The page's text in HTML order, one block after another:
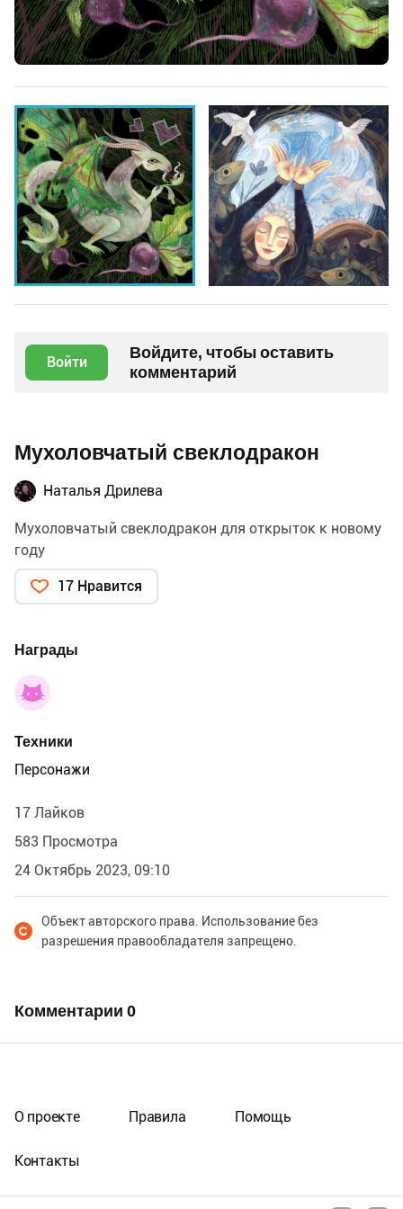
Войти
Войдите, чтобы оставить
комментарий
Мухоловчатый свеклодракон
Наталья Дрилева
Мухоловчатый свеклодракон для открыток к новому
году
17 Нравится
Награды
Техники
Персонажи
17 Лайков
583 Просмотра
24 Октябрь 2023, 09:10
Объект авторского права. Использование без
разрешения правообладателя запрещено.
Комментарии 0
О проекте Правила Помощь
Контакты